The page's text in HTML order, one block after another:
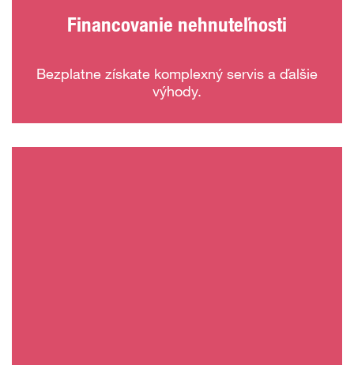
Financovanie nehnuteľnosti
Bezplatne získate komplexný servis a ďalšie
výhody.